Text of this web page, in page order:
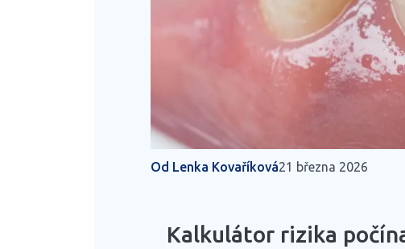
Od Lenka Kovaříková21 března 2026
Kalkulátor rizika